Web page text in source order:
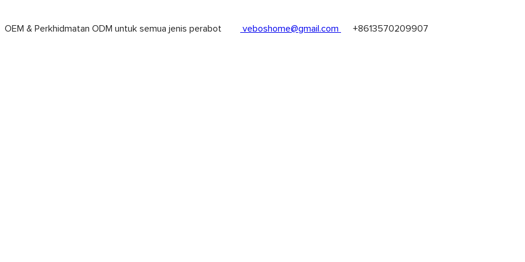
OEM & Perkhidmatan ODM untuk semua jenis perabot veboshome@gmail.com +8613570209907